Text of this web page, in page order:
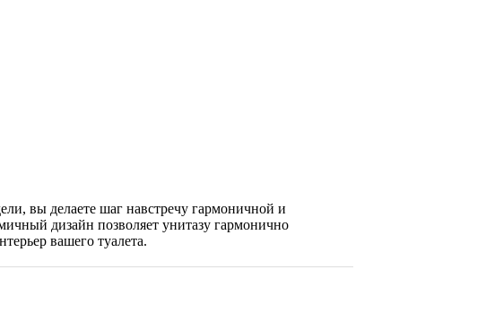
вы делаете шаг навстречу гармоничной и
дизайн позволяет унитазу гармонично
вашего туалета.